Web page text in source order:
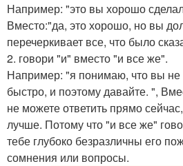
Например: "это вы хорошо
Вместо:"да, это хорошо, но вы
перечеркивает все, что было
2. говори "и" вместо "и все же".
Например: "я понимаю, что вы не
быстро, и поэтому давайте. ",
не можете ответить прямо
лучше. Потому что "и все же"
тебе глубоко безразличны его
сомнения или вопросы.